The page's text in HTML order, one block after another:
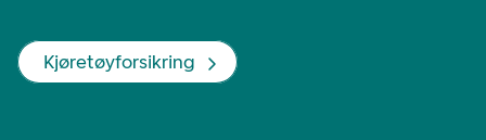
Kjøretøyforsikring